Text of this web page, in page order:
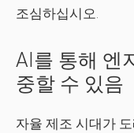
조심하십시오.
AI를 통해 엔
중할 수 있음
자율 제조 시대가